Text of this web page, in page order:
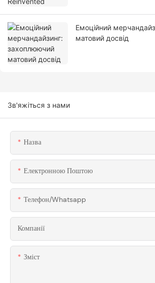
Емоційний
матовий досвід
Зв'яжіться з нами
Назва
Електронною Поштою
Телефон/Whatsapp
Компанії
Зміст